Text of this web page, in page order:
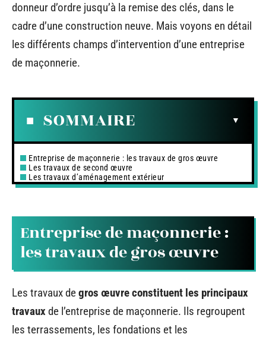
donneur d’ordre jusqu’à la remise des clés, dans le
cadre d’une construction neuve. Mais voyons en détail
les différents champs d’intervention d’une entreprise
de maçonnerie.
SOMMAIRE
Entreprise de maçonnerie : les travaux de gros œuvre
Les travaux de second œuvre
Les travaux d’aménagement extérieur
Entreprise de maçonnerie :
les travaux de gros œuvre
Les travaux degros œuvre constituent les principaux
travaux de l’entreprise de maçonnerie. Ils regroupent
les terrassements, les fondations et les